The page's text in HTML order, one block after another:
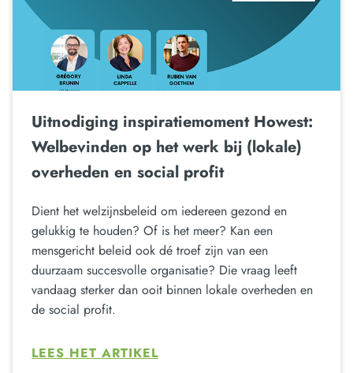
Uitnodiging inspiratiemoment Howest:
Welbevinden op het werk bij (lokale)
overheden en social profit
Dient het welzijnsbeleid om iedereen gezond en
gelukkig te houden? Of is het meer? Kan een
mensgericht beleid ook dé troef zijn van een
duurzaam succesvolle organisatie? Die vraag leeft
vandaag sterker dan ooit binnen lokale overheden en
de social profit.
LEES HET ARTIKEL